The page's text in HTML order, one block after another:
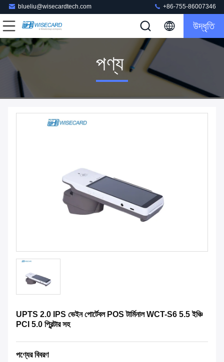
blueliu@wisecardtech.com +86-755-86007346
উদ্ধৃতি
পণ্য
UPTS 2.0 IPS ভেইন পোর্টেবল POS টার্মিনাল WCT-S6 5.5 ইঞ্চি
PCI 5.0 প্রিন্টার সহ
পণ্যের বিবরণ